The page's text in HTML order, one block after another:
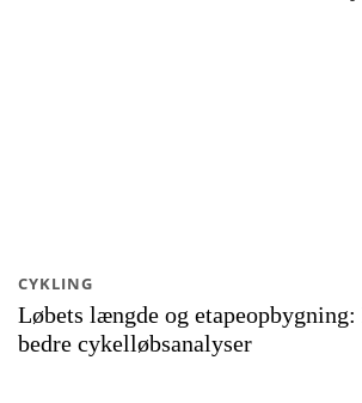
Løbets længde og
bedre cykelløbsanalyser
CYKLING